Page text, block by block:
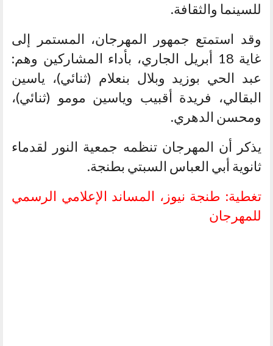
للسينما والثقافة.
وقد استمتع جمهور المهرجان، المستمر إلى
غاية 18 أبريل الجاري، بأداء المشاركين وهم:
عبد الحي بوزيد وبلال بنعلام (ثنائي)، ياسين
البقالي، فريدة أقبيب وياسين مومو (ثنائي)،
ومحسن الدهري.
يذكر أن المهرجان تنظمه جمعية النور لقدماء
ثانوية أبي العباس السبتي بطنجة.
تغطية: طنجة نيوز، المساند الإعلامي الرسمي
للمهرجان